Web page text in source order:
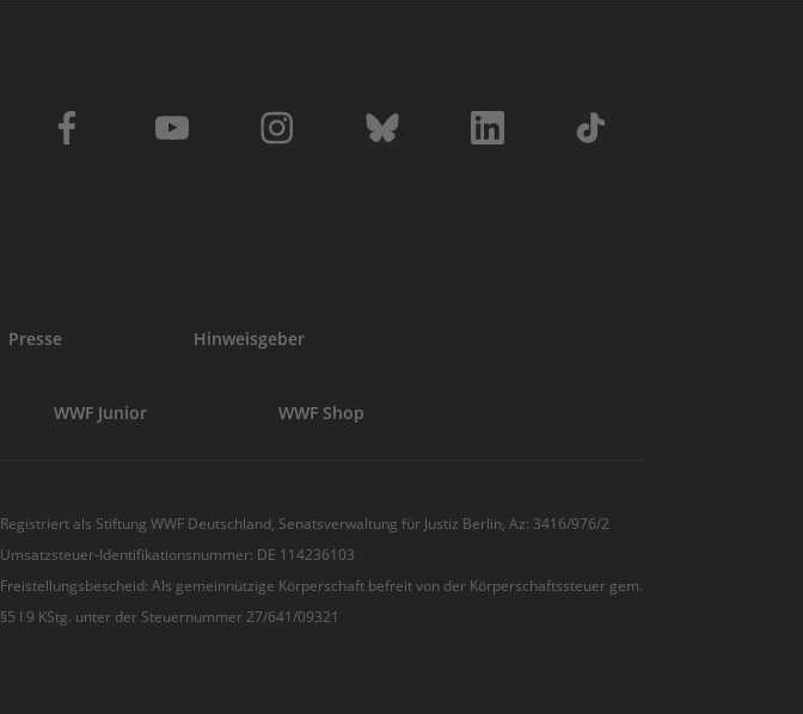
Presse Hinweisgeber
WWF Junior WWF Shop
Registriert als Stiftung WWF Deutschland, Senatsverwaltung für Justiz Berlin, Az: 3416/976/2
Umsatzsteuer-Identifikationsnummer: DE 114236103
Freistellungsbescheid: Als gemeinnützige Körperschaft befreit von der Körperschaftssteuer gem.
§5 I 9 KStg. unter der Steuernummer 27/641/09321